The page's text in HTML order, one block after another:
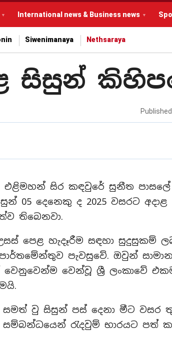
International news & Business news
Siwenimanaya Nethsaraya
සිසුන්
Published
එළිමහන් සිර කඳවුරේ සුනීත පාසලේ
05 දෙනෙකු ද 2025 වසරට අදාළ
තිබෙනවා.
පෙළ හැදෑරීම සඳහා සුදුසුකම්
පැවසුවේ. ඔවුන්
වෙනුවෙන්ම වෙන්වූ ශ්‍රී ලංකාවේ
සමත් වු සිසුන් පස් දෙනා මීට
රැදවුම් භාරයට පත්